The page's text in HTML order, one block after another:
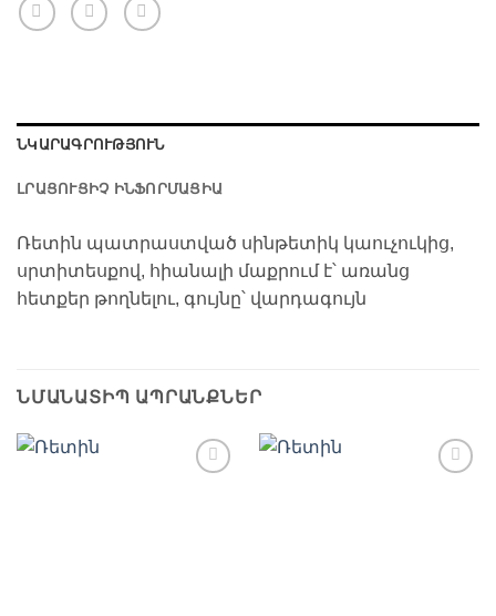
ՆԿԱՐԱԳՐՈՒԹՅՈՒՆ
ԼՐԱՑՈՒՑԻՉ ԻՆՖՈՐՄԱՑԻԱ
Ռետին պատրաստված սինթետիկ կաուչուկից,
սրտիտեսքով, հիանալի մաքրում է՝ առանց
հետքեր թողնելու, գույնը՝ վարդագույն
ՆՄԱՆԱՏԻՊ ԱՊՐԱՆՔՆԵՐ